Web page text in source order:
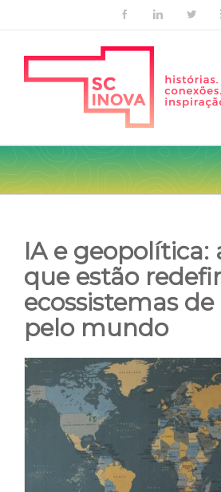
FacebookLinkedinTwitter
IA e geopolítica:
que estão
ecossistemas
pelo mundo
View
Larger
Image